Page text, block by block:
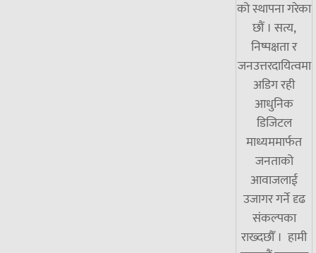
को स्थापना गरेका
छौं । सत्य,
निष्पक्षता र
जनउत्तरदायित्वमा
अडिग रही
आधुनिक
डिजिटल
माध्यममार्फत
जनताको
आवाजलाई
उजागर गर्ने दृढ
संकल्पका
राख्दछौँ । हामी